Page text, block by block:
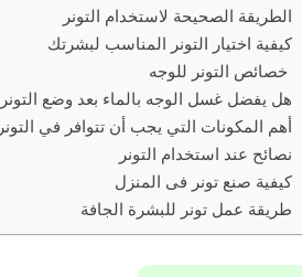
الطريقة الصحيحة لاستخدام التونر
كيفية اختيار التونر المناسب لبشرتك
خصائص التونر للوجه
هل يفضل غسل الوجه بالماء بعد وضع التونر
أهم المكونات التي يجب أن تتوافر في التونر
نصائح عند استخدام التونر
كيفية صنع تونر فى المنزل
طريقة عمل تونر للبشرة الجافة